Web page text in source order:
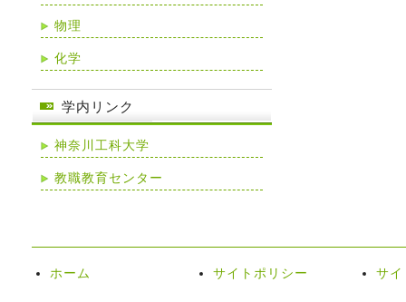
物理
化学
学内リンク
神奈川工科大学
教職教育センター
ホーム サイトポリシー サイ